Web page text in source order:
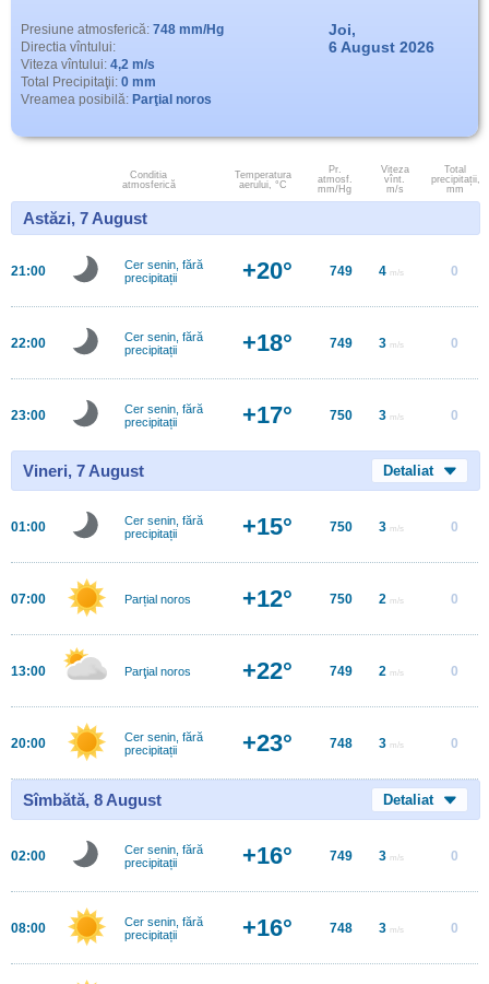
Presiune atmosferică: 748 mm/Hg
Directia vîntului:
Viteza vîntului: 4,2 m/s
Total Precipitaţii: 0 mm
Vreamea posibilă: Parţial noros
Joi,
6 August 2026
Conditia
atmosferică
Temperatura
aerului, °C
Pr.
atmosf.
mm/Hg
Viteza
vînt.
m/s
Total
precipitații,
mm
Astăzi, 7 August
21:00
Cer senin, fără
precipitații
+20° 749 4 m/s 0
22:00
Cer senin, fără
precipitații
+18° 749 3 m/s 0
23:00
Cer senin, fără
precipitații
+17° 750 3 m/s 0
Vineri, 7 August Detaliat
01:00
Cer senin, fără
precipitații
+15° 750 3 m/s 0
07:00 Parțial noros +12° 750 2 m/s 0
13:00 Parţial noros +22° 749 2 m/s 0
20:00
Cer senin, fără
precipitații
+23° 748 3 m/s 0
Sîmbătă, 8 August Detaliat
02:00
Cer senin, fără
precipitații
+16° 749 3 m/s 0
08:00
Cer senin, fără
precipitații
+16° 748 3 m/s 0